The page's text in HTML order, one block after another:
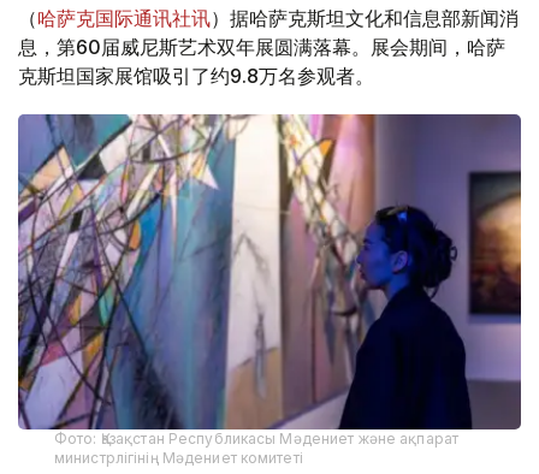
（哈萨克国际通讯社讯）据哈萨克斯坦文化和信息部新闻消
息，第60届威尼斯艺术双年展圆满落幕。展会期间，哈萨
克斯坦国家展馆吸引了约9.8万名参观者。
Фото: Қазақстан Республикасы Мәдениет және ақпарат
министрлігінің Мәдениет комитеті